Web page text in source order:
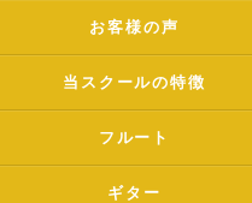
お客様の声
当スクールの特徴
フルート
ギター